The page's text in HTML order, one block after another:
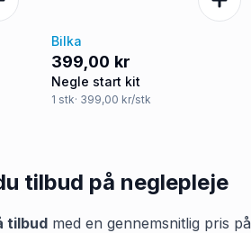
Bilka
399,00 kr
Negle start kit
1 stk· 399,00 kr/stk
tilbud på neglepleje
tilbud med en gennemsnitlig pris på